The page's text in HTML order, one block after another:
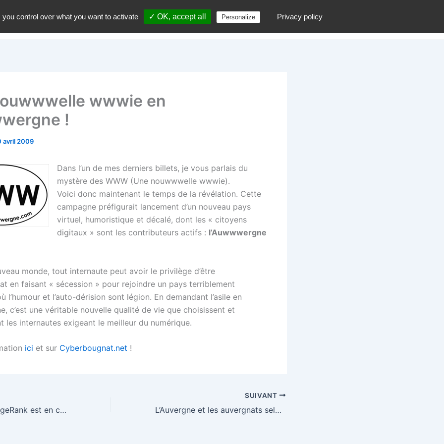
Accueil A propos du blog Contactez moi ! Archives
wwwie en
!
avril 2009
Dans l’un de mes derniers billets, je vous parlais du
mystère des WWW (Une nouwwwelle wwwie).
Voici donc maintenant le temps de la révélation. Cette
campagne préfigurait lancement d’un nouveau pays
virtuel, humoristique et décalé, dont les « citoyens
digitaux » sont les contributeurs actifs : l’Auwwwergne
monde, tout internaute peut avoir le privilège d’être
en faisant « sécession » pour rejoindre un pays terriblement
l’humour et l’auto-dérision sont légion. En demandant l’asile en
c’est une véritable nouvelle qualité de vie que choisissent et
les internautes exigeant le meilleur du numérique.
ici et sur Cyberbougnat.net !
[Google] Mon PageRank est en chute libre !
SUIVANT
L’Auvergne et les auvergnats selon TF1…
control over what you want to activate ✓ OK, accept all Personalize Privacy policy